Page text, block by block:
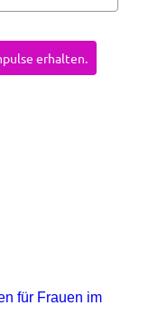
erhalten.
für Frauen im